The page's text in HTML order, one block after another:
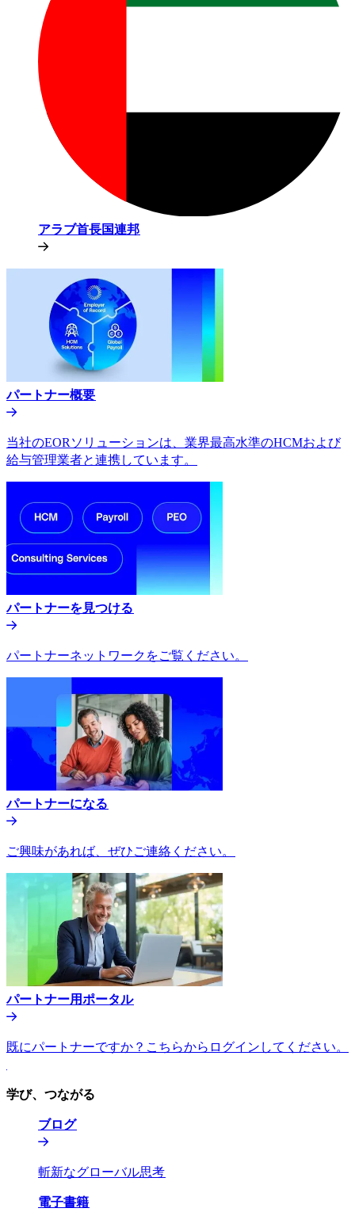
アラブ首長国連邦​​
パートナー概要​​
当社のEORソリューションは、業界最高水準のHCMおよび
給与管理業者と連携しています。​​
パートナーを見つける​​
パートナーネットワークをご覧ください。​​
パートナーになる​​
ご興味があれば、ぜひご連絡ください。​​
パートナー用ポータル​​
既にパートナーですか？こちらからログインしてください。​​
学び、つながる​​
ブログ​​
斬新なグローバル思考​​
電子書籍​​